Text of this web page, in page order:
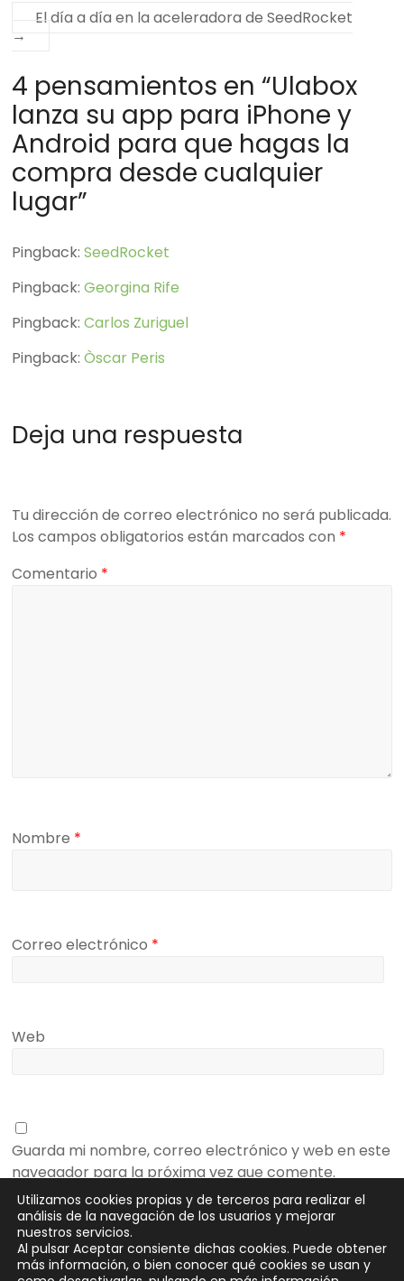
El día a día en la aceleradora de SeedRocket
→
4 pensamientos en “Ulabox
lanza su app para iPhone y
Android para que hagas la
compra desde cualquier
lugar”
Pingback:SeedRocket
Pingback:Georgina Rife
Pingback:Carlos Zuriguel
Pingback:Òscar Peris
Deja una respuesta
Tu dirección de correo electrónico no será publicada.
Los campos obligatorios están marcados con *
Comentario *
Nombre *
Correo electrónico *
Web
Guarda mi nombre, correo electrónico y web en este
navegador para la próxima vez que comente.
Utilizamos cookies propias y de terceros para realizar el
análisis de la navegación de los usuarios y mejorar
nuestros servicios.
Al pulsar Aceptar consiente dichas cookies. Puede obtener
más información, o bien conocer qué cookies se usan y